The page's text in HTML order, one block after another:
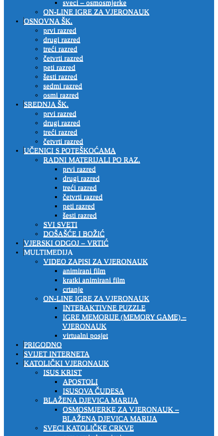
sveci – osmosmjerke
ON-LINE IGRE ZA VJERONAUK
OSNOVNA ŠK.
prvi razred
drugi razred
treći razred
četvrti razred
peti razred
šesti razred
sedmi razred
osmi razred
SREDNJA ŠK.
prvi razred
drugi razred
treći razred
četvrti razred
UČENICI S POTEŠKOĆAMA
RADNI MATERIJALI PO RAZ.
prvi razred
drugi razred
treći razred
četvrti razred
peti razred
šesti razred
SVI SVETI
DOŠAŠĆE I BOŽIĆ
VJERSKI ODGOJ – VRTIĆ
MULTIMEDIJA
VIDEO ZAPISI ZA VJERONAUK
animirani film
kratki animirani film
crtanje
ON-LINE IGRE ZA VJERONAUK
INTERAKTIVNE PUZZLE
IGRE MEMORIJE (MEMORY GAME) –
VJERONAUK
virtualni posjet
PRIGODNO
SVIJET INTERNETA
KATOLIČKI VJERONAUK
ISUS KRIST
APOSTOLI
ISUSOVA ČUDESA
BLAŽENA DJEVICA MARIJA
OSMOSMJERKE ZA VJERONAUK –
BLAŽENA DJEVICA MARIJA
SVECI KATOLIČKE CRKVE